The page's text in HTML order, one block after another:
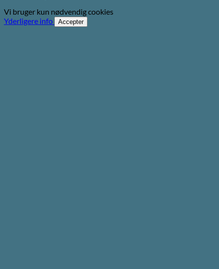
Vi bruger kun nødvendig cookies
Yderligere info
Accepter